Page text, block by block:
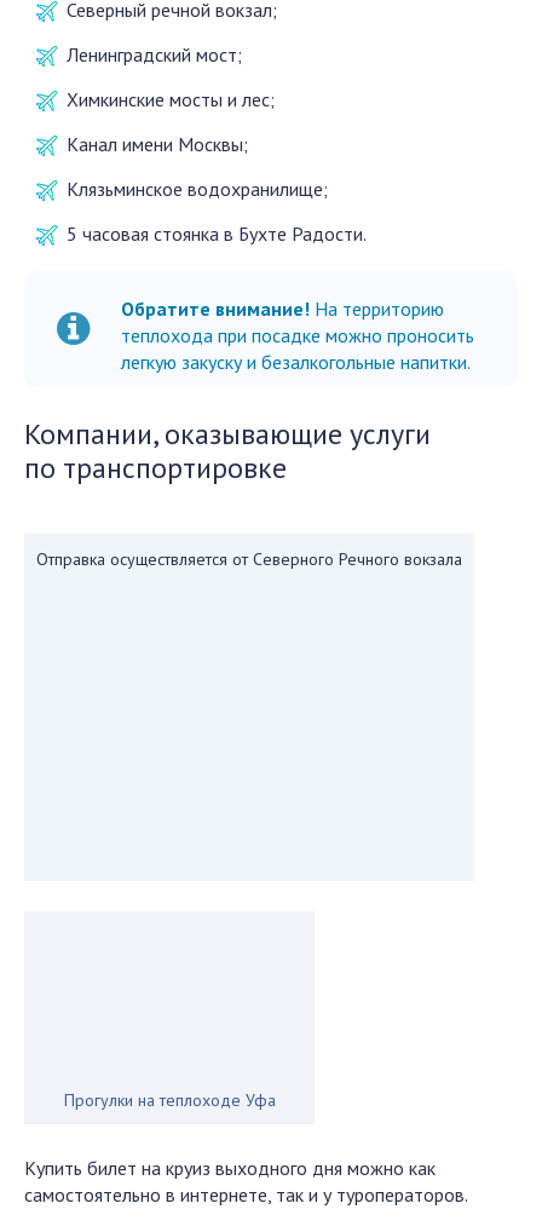
Северный речной вокзал;
Ленинградский мост;
Химкинские мосты и лес;
Канал имени Москвы;
Клязьминское водохранилище;
5 часовая стоянка в Бухте Радости.
Обратите внимание! На территорию
теплохода при посадке можно проносить
легкую закуску и безалкогольные напитки.
Компании, оказывающие услуги
по транспортировке
Отправка осуществляется от Северного Речного вокзала
Прогулки на теплоходе Уфа
Купить билет на круиз выходного дня можно как
самостоятельно в интернете, так и у туроператоров.